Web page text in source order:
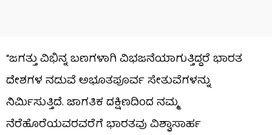
“ಜಗತ್ತು ವಿಭಿನ್ನ ಬಣಗಳಾಗಿ ವಿಭಜನೆಯಾಗುತ್ತಿದ್ದರೆ ಭಾರತ
ದೇಶಗಳ ನಡುವೆ ಅಭೂತಪೂರ್ವ ಸೇತುವೆಗಳನ್ನು
ನಿರ್ಮಿಸುತ್ತಿದೆ. ಜಾಗತಿಕ ದಕ್ಷಿಣದಿಂದ ನಮ್ಮ
ನೆರೆಹೊರೆಯವರವರೆಗೆ ಭಾರತವು ವಿಶ್ವಾಸಾರ್ಹ